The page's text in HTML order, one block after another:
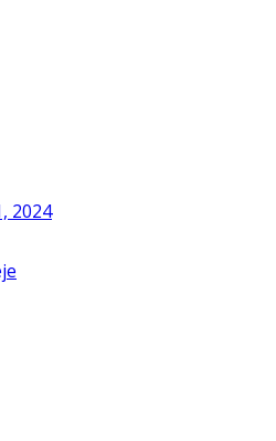
2024